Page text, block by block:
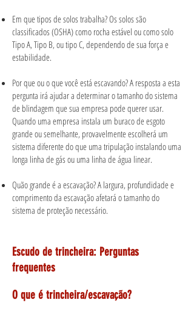
Em que tipos de solos trabalha? Os solos são
classificados (OSHA) como rocha estável ou como solo
Tipo A, Tipo B, ou tipo C, dependendo de sua força e
estabilidade.
Por que ou o que você está escavando? A resposta a esta
pergunta irá ajudar a determinar o tamanho do sistema
de blindagem que sua empresa pode querer usar.
Quando uma empresa instala um buraco de esgoto
grande ou semelhante, provavelmente escolherá um
sistema diferente do que uma tripulação instalando uma
longa linha de gás ou uma linha de água linear.
Quão grande é a escavação? A largura, profundidade e
comprimento da escavação afetará o tamanho do
sistema de proteção necessário.
Escudo de trincheira: Perguntas
frequentes
O que é trincheira/escavação?